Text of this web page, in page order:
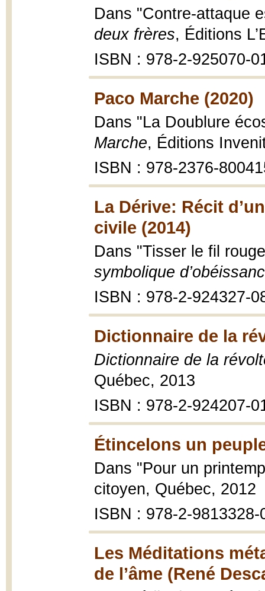
Dans "Contre-attaque
deux frères, Éditions
ISBN : 978-2-925070-
Paco Marche (2020)
Dans "La Doublure
Marche, Éditions
ISBN : 978-2376-
La Dérive: Récit
civile (2014)
Dans "Tisser le fil
symbolique
ISBN : 978-2-924327-
Dictionnaire de la
Dictionnaire de la
Québec, 2013
ISBN : 978-2-924207-
Étincelons un
Dans "Pour un
citoyen, Québec, 2012
ISBN : 978-2-9813328-
Les Méditations
de l’âme (René